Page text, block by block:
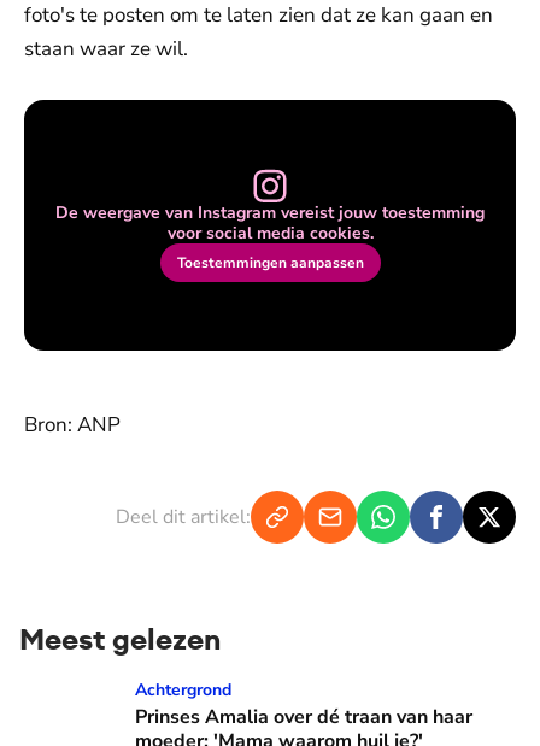
foto's te posten om te laten zien dat ze kan gaan en
staan waar ze wil.
De weergave van Instagram vereist jouw toestemming
voor social media cookies.
Toestemmingen aanpassen
Bron: ANP
Deel dit artikel:
Meest gelezen
Prinses Amalia over dé traan van haar moeder: 'Mama
Achtergrond
Prinses Amalia over dé traan van haar